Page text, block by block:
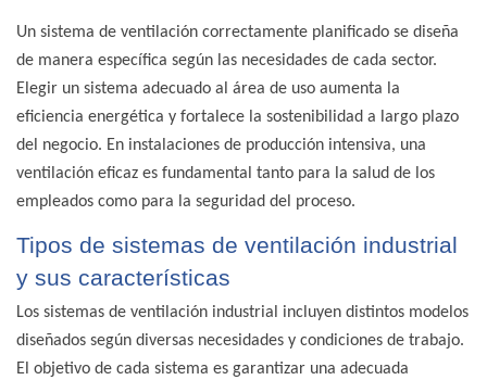
Un sistema de ventilación correctamente planificado se diseña
de manera específica según las necesidades de cada sector.
Elegir un sistema adecuado al área de uso aumenta la
eficiencia energética y fortalece la sostenibilidad a largo plazo
del negocio. En instalaciones de producción intensiva, una
ventilación eficaz es fundamental tanto para la salud de los
empleados como para la seguridad del proceso.
Tipos de sistemas de ventilación industrial
y sus características
Los sistemas de ventilación industrial incluyen distintos modelos
diseñados según diversas necesidades y condiciones de trabajo.
El objetivo de cada sistema es garantizar una adecuada